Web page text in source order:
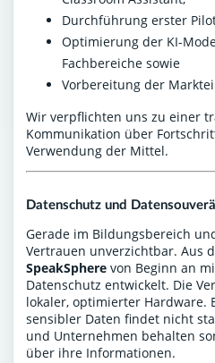
Durchführung erster
Optimierung der KI-
Fachbereiche sowie
Vorbereitung der
Wir verpflichten uns zu einer
Kommunikation über
Verwendung der Mittel.
Datenschutz und
Gerade im Bildungsbereich
Vertrauen unverzichtbar. Aus
SpeakSphere von Beginn an
Datenschutz entwickelt. Die
lokaler, optimierter Hardware.
sensibler Daten findet nicht
und Unternehmen behalten
über ihre Informationen.